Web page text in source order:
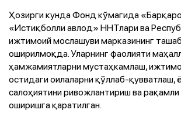
Ҳозирги кунда Фонд кўмагида
«Истиқболли авлод» ННТлари ва
ижтимоий мослашуви марказининг
оширилмоқда. Уларнинг фаолияти
ҳамжамиятларни мустаҳкамлаш,
остидаги оилаларни қўллаб-қувватлаш,
салоҳиятини ривожлантириш ва
оширишга қаратилган.